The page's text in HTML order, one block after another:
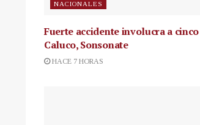
NACIONALES
Fuerte accidente involucra a
Caluco, Sonsonate
HACE 7 HORAS